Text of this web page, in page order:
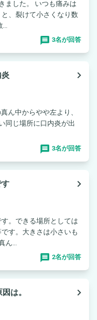
ました。 いつも痛みは
、裂けて小さくなり数
3名が回答
炎
navigate_next
ん中からやや左より、
同じ場所に口内炎が出
3名が回答
す
navigate_next
。できる場所としては
す。大きさは小さいも
...
2名が回答
は。
navigate_next